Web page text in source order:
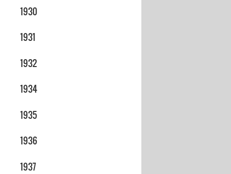
1930
1931
1932
1934
1935
1936
1937